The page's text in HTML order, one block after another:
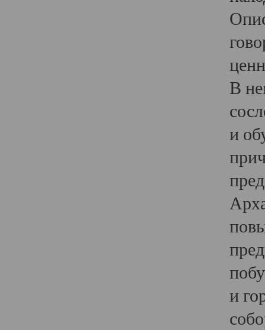
В
и
и